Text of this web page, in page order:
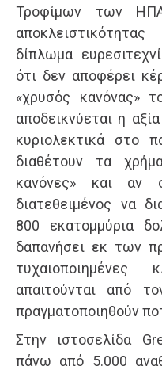
Τροφίμων των
δίπλωμα
ότι δεν αποφέρει
«χρυσός κανόνας»
αποδεικνύεται η
κυριολεκτικά στο
διαθέτουν τα
κανόνες» και αν
διατεθειμένος να
800 εκατομμύρια
δαπανήσει εκ των
απαιτούνται από
πραγματοποιηθούν
Στην ιστοσελίδα
πάνω από 5.000